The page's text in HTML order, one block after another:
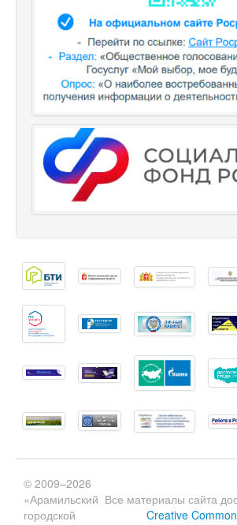
Все материалы сайта
Creative
© 2009–2026
«Арамильский
городской